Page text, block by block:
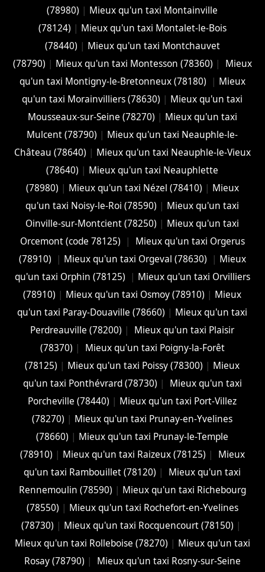
(78980) | Mieux qu'un taxi Montainville
(78124) | Mieux qu'un taxi Montalet-le-Bois
(78440) | Mieux qu'un taxi Montchauvet
(78790) | Mieux qu'un taxi Montesson (78360) |
Mieux
qu'un taxi Montigny-le-Bretonneux (78180)
| Mieux
qu'un taxi Morainvilliers (78630) | Mieux qu'un taxi
Mousseaux-sur-Seine (78270) | Mieux qu'un taxi
Mulcent (78790) | Mieux qu'un taxi Neauphle-le-
Château (78640) | Mieux qu'un taxi Neauphle-le-Vieux
(78640) | Mieux qu'un taxi Neauphlette
(78980) | Mieux qu'un taxi Nézel (78410) | Mieux
qu'un taxi Noisy-le-Roi (78590) | Mieux qu'un taxi
Oinville-sur-Montcient (78250) | Mieux qu'un taxi
Orcemont (code 78125)
|
Mieux qu'un taxi Orgerus
(78910)
| Mieux qu'un taxi Orgeval (78630) | Mieux
qu'un taxi Orphin (78125)
| Mieux qu'un taxi Orvilliers
(78910) | Mieux qu'un taxi Osmoy (78910) | Mieux
qu'un taxi Paray-Douaville (78660) | Mieux qu'un taxi
Perdreauville (78200) |
Mieux qu'un taxi Plaisir
(78370) |
Mieux qu'un taxi Poigny-la-Forêt
(78125) | Mieux qu'un taxi Poissy (78300) | Mieux
qu'un taxi Ponthévrard (78730) |
Mieux qu'un taxi
Porcheville (78440) | Mieux qu'un taxi Port-Villez
(78270) | Mieux qu'un taxi Prunay-en-Yvelines
(78660) | Mieux qu'un taxi Prunay-le-Temple
(78910) | Mieux qu'un taxi Raizeux (78125) |
Mieux
qu'un taxi Rambouillet (78120) |
Mieux qu'un taxi
Rennemoulin (78590) | Mieux qu'un taxi Richebourg
(78550) | Mieux qu'un taxi Rochefort-en-Yvelines
(78730) | Mieux qu'un taxi Rocquencourt (78150) |
Mieux qu'un taxi Rolleboise (78270) | Mieux qu'un taxi
Rosay (78790) |
Mieux qu'un taxi Rosny-sur-Seine